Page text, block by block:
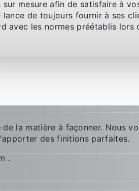
sur mesure afin de satisfaire à
lance de toujours fournir à ses
avec les normes préétablis lors
de la matière à façonner. Nous
des finitions parfaites.
.